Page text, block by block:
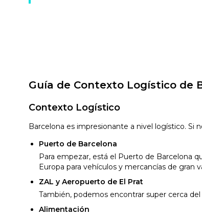
Guía de Contexto Logístico de
Contexto Logístico
Barcelona es impresionante a nivel logístico. Si
Puerto de Barcelona
Para empezar, está el Puerto de Barcelona
Europa para vehículos y mercancías de gran
ZAL y Aeropuerto de El Prat
También, podemos encontrar super cerca
Alimentación